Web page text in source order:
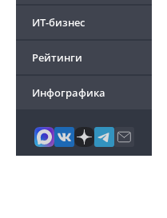
ИТ-бизнес
Рейтинги
Инфографика